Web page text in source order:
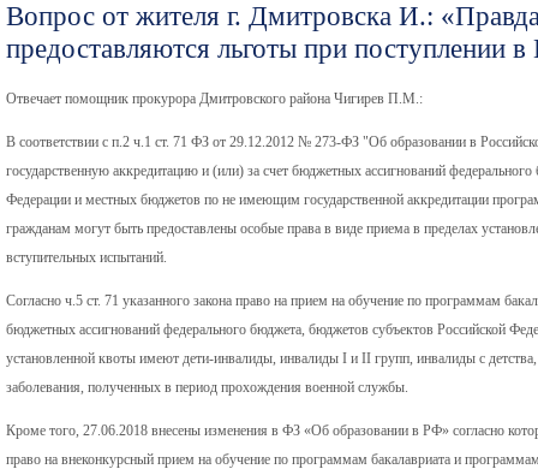
Вопрос от жителя г. Дмитровска И.:
предоставляются льготы при поступлении
Отвечает помощник прокурора Дмитровского района Чигирев П.М.:
В соответствии с п.2 ч.1 ст. 71 ФЗ от 29.12.2012 № 273-ФЗ "Об образовании в
государственную аккредитацию и (или) за счет бюджетных ассигнований
Федерации и местных бюджетов по не имеющим государственной аккредитации
гражданам могут быть предоставлены особые права в виде приема в пределах
вступительных испытаний.
Согласно ч.5 ст. 71 указанного закона право на прием на обучение по программам
бюджетных ассигнований федерального бюджета, бюджетов субъектов Российской
установленной квоты имеют дети-инвалиды, инвалиды I и II групп, инвалиды с
заболевания, полученных в период прохождения военной службы.
Кроме того, 27.06.2018 внесены изменения в ФЗ «Об образовании в РФ» согласно
право на внеконкурсный прием на обучение по программам бакалавриата и